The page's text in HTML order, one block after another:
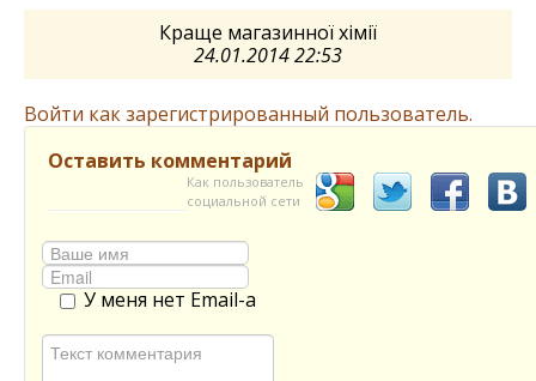
Краще магазинної хімії
24.01.2014 22:53
Войти как зарегистрированный пользователь.
Оставить комментарий
Как пользователь
социальной сети
У меня нет Email-а